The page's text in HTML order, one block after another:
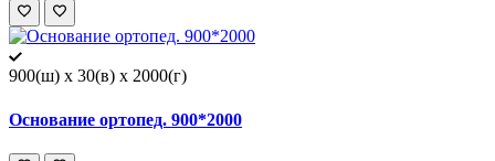
900(ш) x 30(в) x 2000(г)
Основание ортопед. 900*2000